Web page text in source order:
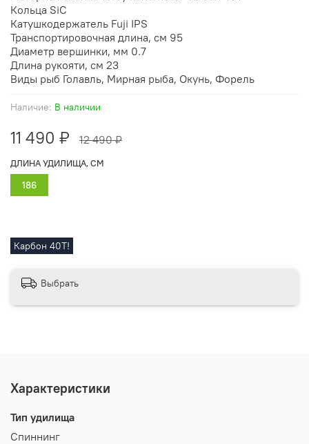
Наличие: В наличии
Карбон 40Т!
11 490 ₽ 12 490 ₽
ДЛИНА УДИЛИЩА, СМ
186
Кольца SiC
Катушкодержатель Fuji IPS
Транспортировочная длина, см 95
Диаметр вершинки, мм 0.7
Длина рукояти, см 23
Виды рыб Голавль, Мирная рыба, Окунь, Форель
Выбрать
Характеристики
Тип удилища
Спиннинг